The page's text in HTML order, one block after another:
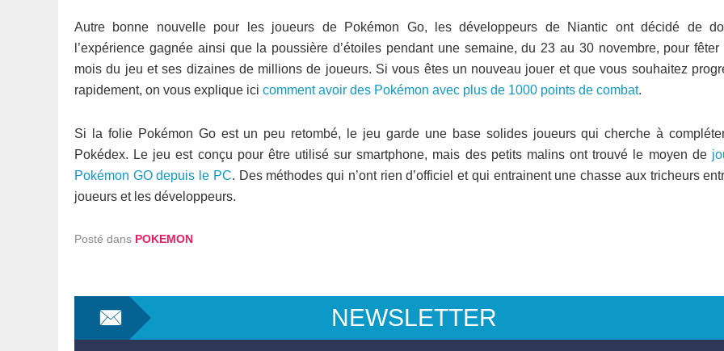
Autre bonne nouvelle pour les joueurs de Pokémon Go, les développeurs de Niantic ont décidé de
l’expérience gagnée ainsi que la poussière d’étoiles pendant une semaine, du 23 au 30 novembre, pour
mois du jeu et ses dizaines de millions de joueurs. Si vous êtes un nouveau jouer et que vous souhaitez
rapidement, on vous explique ici comment avoir des Pokémon avec plus de 1000 points de combat.
Si la folie Pokémon Go est un peu retombé, le jeu garde une base solides joueurs qui cherche à
Pokédex. Le jeu est conçu pour être utilisé sur smartphone, mais des petits malins ont trouvé le moyen de
Pokémon GO depuis le PC. Des méthodes qui n’ont rien d’officiel et qui entrainent une chasse aux tricheurs
joueurs et les développeurs.
Posté dans POKEMON
NEWSLETTER